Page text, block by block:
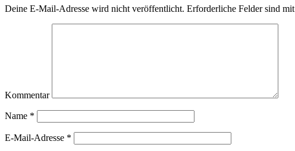
Deine E-Mail-Adresse wird nicht veröffentlicht. Erforderliche Felder sind mit
Kommentar
Name *
E-Mail-Adresse *